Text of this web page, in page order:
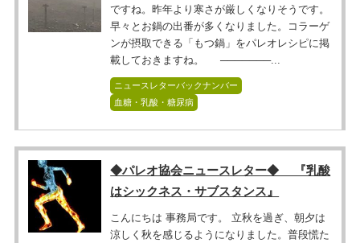
ですね。昨年より寒さが厳しくなりそうです。
早々とお鍋の出番が多くなりました。コラーゲ
ンが摂取できる「もつ鍋」をパレオレシピに掲
載しておきますね。 ───────...
ニュースレターバックナンバー
血糖・乳酸・糖尿病
◆パレオ協会ニュースレター◆ 『乳酸
はシックネス・サブスタンス』
こんにちは 事務局です。 立秋を過ぎ、朝夕は
涼しく秋を感じるようになりました。普段慌た